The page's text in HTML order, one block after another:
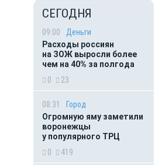
СЕГОДНЯ
09:00
Деньги
Расходы россиян
на ЗОЖ выросли более
чем на 40% за полгода
0
23
08:31
Город
Огромную яму заметили
воронежцы
у популярного ТРЦ
0
419